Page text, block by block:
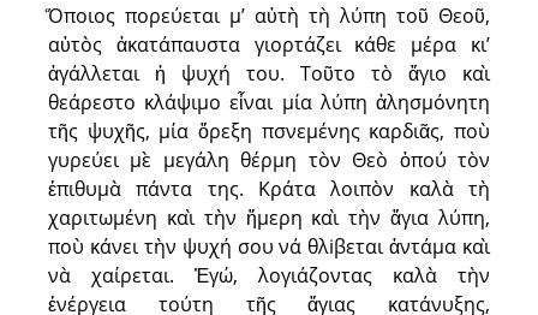
Ὅποιος πορεύεται μ’ αὐτὴ τὴ λύπη τοῦ Θεοῦ,
αὐτὸς ἀκατάπαυστα γιορτάζει κάθε μέρα κι’
ἀγάλλεται ἡ ψυχή του. Τοῦτο τὸ ἅγιο καὶ
θεάρεστο κλάψιμο εἶναι μία λύπη ἀλησμόνητη
τῆς ψυχῆς, μία ὄρεξη πσνεμένης καρδιᾶς, ποὺ
γυρεύει μὲ μεγάλη θέρμη τὸν Θεὸ ὁπού τὸν
ἐπιθυμὰ πάντα της. Κράτα λοιπὸν καλὰ τὴ
χαριτωμένη καὶ τὴν ἥμερη καὶ τὴν ἅγια λύπη,
ποὺ κάνει τὴν ψυχή σου νά θλiβεται ἀντάμα καὶ
νὰ χαίρεται. Ἐγώ, λογιάζοντας καλὰ τὴν
ἐνέργεια τούτη τῆς ἅγιας κατάνυξης,